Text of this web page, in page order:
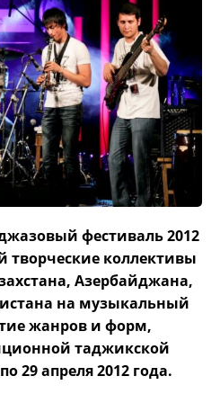
фестиваль 2012
коллективы
Азербайджана,
на музыкальный
жанров и форм,
таджикской
29 апреля 2012 года.